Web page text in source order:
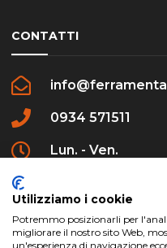
CONTATTI
0934 571511
Lun. - Ven.
Utilizziamo i cookie
Potremmo posizionarli per
migliorare il nostro sito Web,
un'esperienza di navigazione